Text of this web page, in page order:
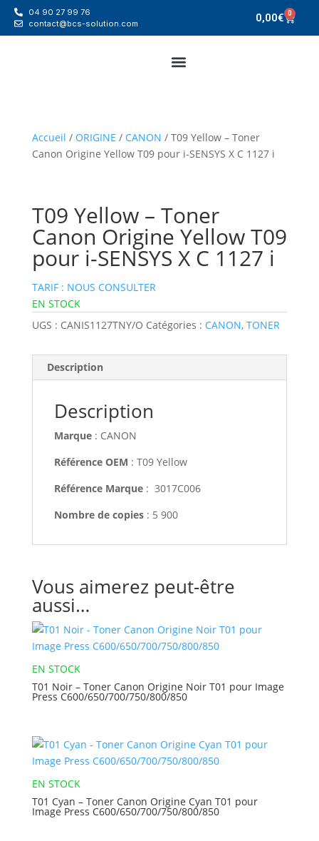
04 90 27 99 76
contact@bcs-solution.com
0,00€ 0
Accueil / ORIGINE / CANON / T09 Yellow – Toner
Canon Origine Yellow T09 pour i-SENSYS X C 1127 i
T09 Yellow – Toner
Canon Origine Yellow T09
pour i-SENSYS X C 1127 i
TARIF : NOUS CONSULTER
EN STOCK
UGS : CANIS1127TNY/O Catégories : CANON, TONER
Description
Description
Marque: CANON
Référence OEM : T09 Yellow
Référence Marque: 3017C006
Nombre de copies: 5 900
Vous aimerez peut-être
aussi…
EN STOCK
T01 Noir – Toner Canon Origine Noir T01 pour Image
Press C600/650/700/750/800/850
EN STOCK
T01 Cyan – Toner Canon Origine Cyan T01 pour
Image Press C600/650/700/750/800/850